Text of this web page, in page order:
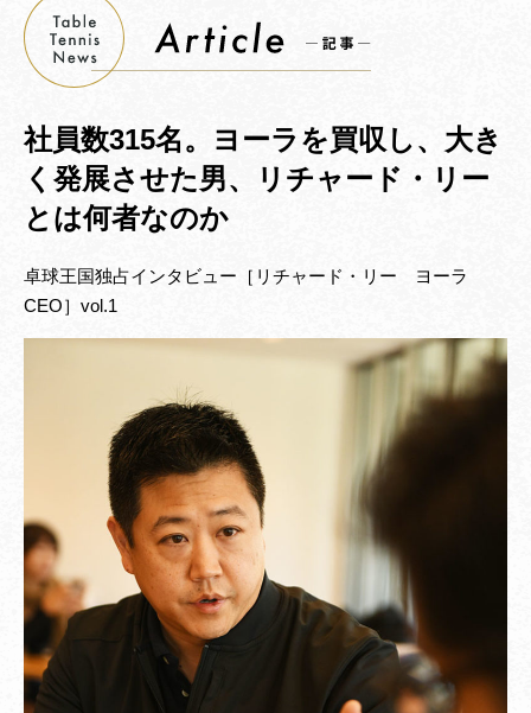
社員数315名。ヨーラを買収し、大き
く発展させた男、リチャード・リー
とは何者なのか
卓球王国独占インタビュー［リチャード・リー ヨーラ
CEO］vol.1